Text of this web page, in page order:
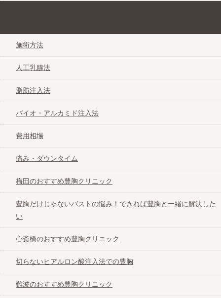
施術方法
人工乳腺法
脂肪注入法
バイオ・アルカミド注入法
費用相場
痛み・ダウンタイム
梅田のおすすめ豊胸クリニック
豊胸だけじゃないバストの悩み！できれば豊胸と一緒に解決した
い
心斎橋のおすすめ豊胸クリニック
切らないヒアルロン酸注入法での豊胸
難波のおすすめ豊胸クリニック